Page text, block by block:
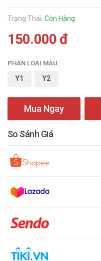
Trạng Thái: Còn Hàng
150.000 đ
PHÂN LOẠI MÀU
Y1 Y2
Mua Ngay
So Sánh Giá